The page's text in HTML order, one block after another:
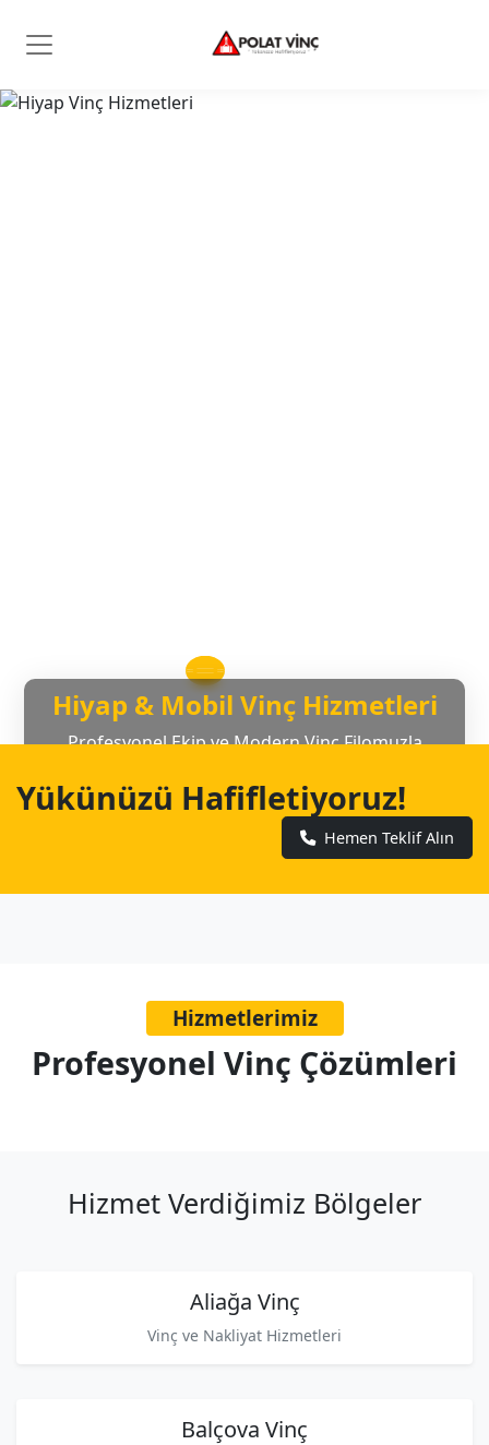
Polat Vinç
Hiyap & Mobil Vinç Hizmetleri
Profesyonel Ekip ve Modern Vinç Filomuzla
Hemen Teklif Alın
Yükünüzü Hafifletiyoruz!
Hemen Teklif Alın
Hizmetlerimiz
Profesyonel Vinç Çözümleri
Hizmet Verdiğimiz Bölgeler
Aliağa Vinç
Vinç ve Nakliyat Hizmetleri
Balçova Vinç